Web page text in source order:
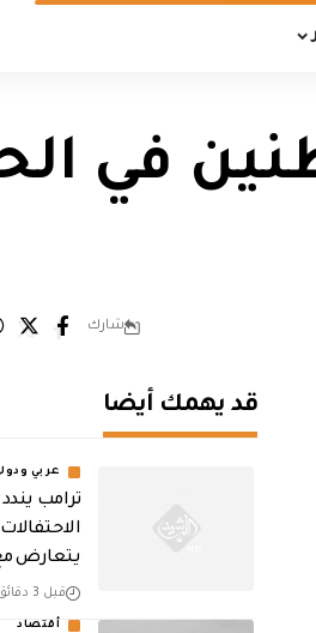
في
شارك
قد يهمك أيضا
عربي
ترامب
يتعارض
قبل 3 دقائق
أقتصاد